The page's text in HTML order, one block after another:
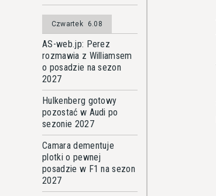
Czwartek 6.08
AS-web.jp: Perez
rozmawia z Williamsem
o posadzie na sezon
2027
Hulkenberg gotowy
pozostać w Audi po
sezonie 2027
Camara dementuje
plotki o pewnej
posadzie w F1 na sezon
2027